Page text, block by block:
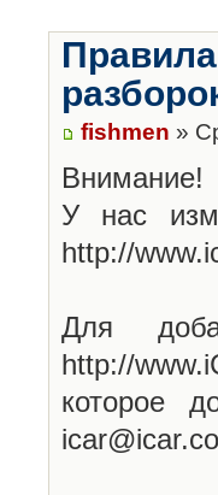
fishmen »
Внимание!
У нас
http://
Для
http://
которое